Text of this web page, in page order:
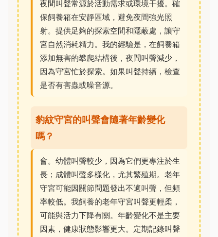
夜間叫聲常源於活動需求或環境干擾。確
保飼養箱在安靜區域，避免夜間強光照
射。提供足夠的探索空間和隱蔽處，讓守
宮自然消耗精力。我的經驗是，在飼養箱
添加無害的攀爬結構後，夜間叫聲減少，
因為守宮忙於探索。如果叫聲持續，檢查
是否有害蟲或噪音源。
豹紋守宮的叫聲會隨著年齡變化
嗎？
會。幼體叫聲較少，因為它們更專注於生
長；成體叫聲多樣化，尤其繁殖期。老年
守宮可能因關節問題發出不適叫聲，但頻
率較低。我飼養的老年守宮叫聲更輕柔，
可能與活力下降有關。年齡變化不是主要
因素，健康狀態影響更大。定期記錄叫聲